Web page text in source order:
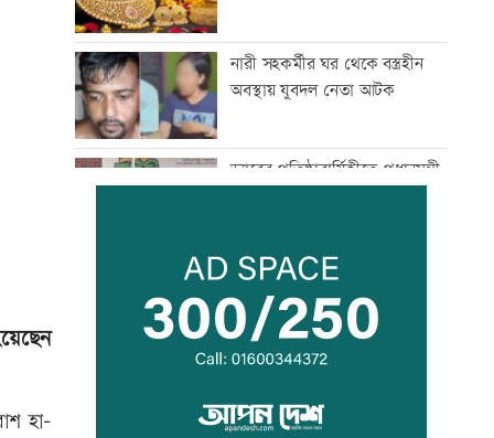
হা-
নারী সহকর্মীর ঘর থেকে বস্ত্রহীন
অবস্থায় যুবদল নেতা আটক
ড্যাবের প্রতিষ্ঠাবার্ষিকীতে প্রধানমন্ত্রী
ট্রাম্পের বিলাসী ’বলরুম প্রকল্প’
আটকে দিলেন আদালত
সুযোগ